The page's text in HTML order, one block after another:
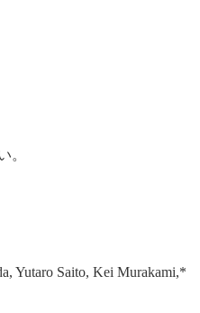
。
Yutaro Saito, Kei Murakami,*